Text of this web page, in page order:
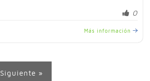
0
Más información
Siguiente »